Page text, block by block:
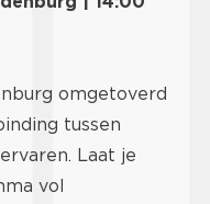
omgetoverd
tussen
Laat je
vol